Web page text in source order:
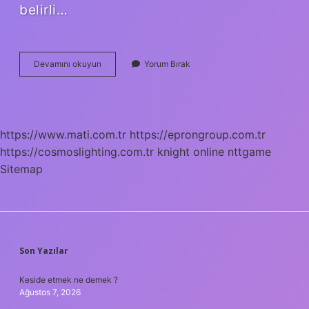
belirli…
Devamını okuyun
Ne
Yorum Bırak
https://www.mati.com.tr https://eprongroup.com.tr
https://cosmoslighting.com.tr knight online nttgame
Sitemap
SIDEBAR
Son Yazılar
Keside etmek ne demek ?
Ağustos 7, 2026